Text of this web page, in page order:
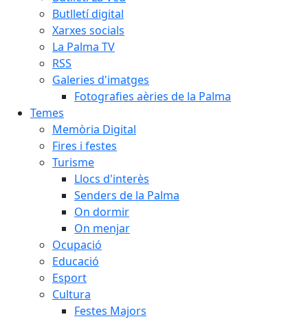
Butlletí digital
Xarxes socials
La Palma TV
RSS
Galeries d'imatges
Fotografies aèries de la Palma
Temes
Memòria Digital
Fires i festes
Turisme
Llocs d'interès
Senders de la Palma
On dormir
On menjar
Ocupació
Educació
Esport
Cultura
Festes Majors